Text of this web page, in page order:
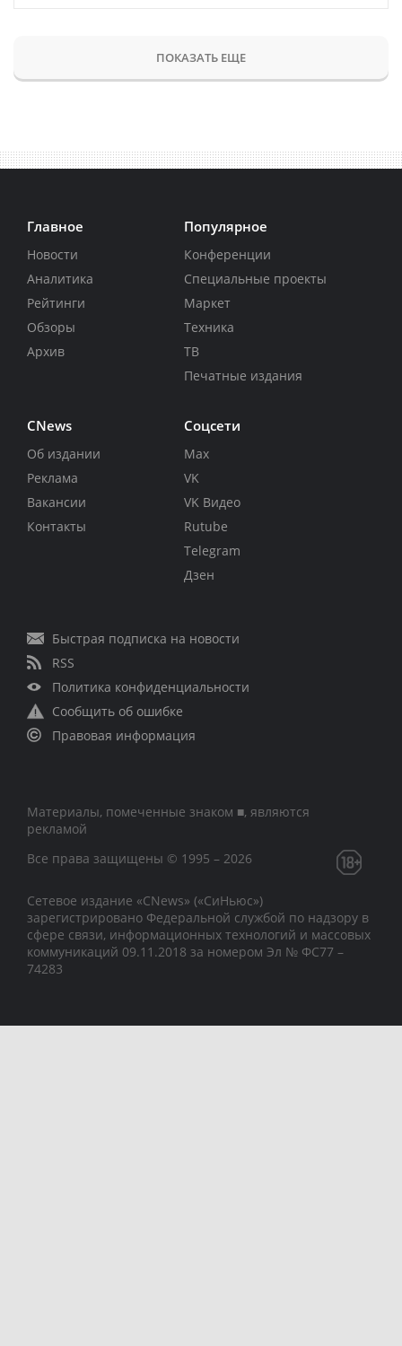
ПОКАЗАТЬ ЕЩЕ
Главное
Новости
Аналитика
Рейтинги
Обзоры
Архив
Популярное
Конференции
Специальные проекты
Маркет
Техника
ТВ
Печатные издания
CNews
Об издании
Реклама
Вакансии
Контакты
Соцсети
Max
VK
VK Видео
Rutube
Telegram
Дзен
Быстрая подписка на новости
RSS
Политика конфиденциальности
Сообщить об ошибке
Правовая информация
Материалы, помеченные знаком ■, являются
рекламой
Все права защищены © 1995 – 2026
Сетевое издание «CNews» («СиНьюс»)
зарегистрировано Федеральной службой по надзору в
сфере связи, информационных технологий и массовых
коммуникаций 09.11.2018 за номером Эл № ФС77 –
74283